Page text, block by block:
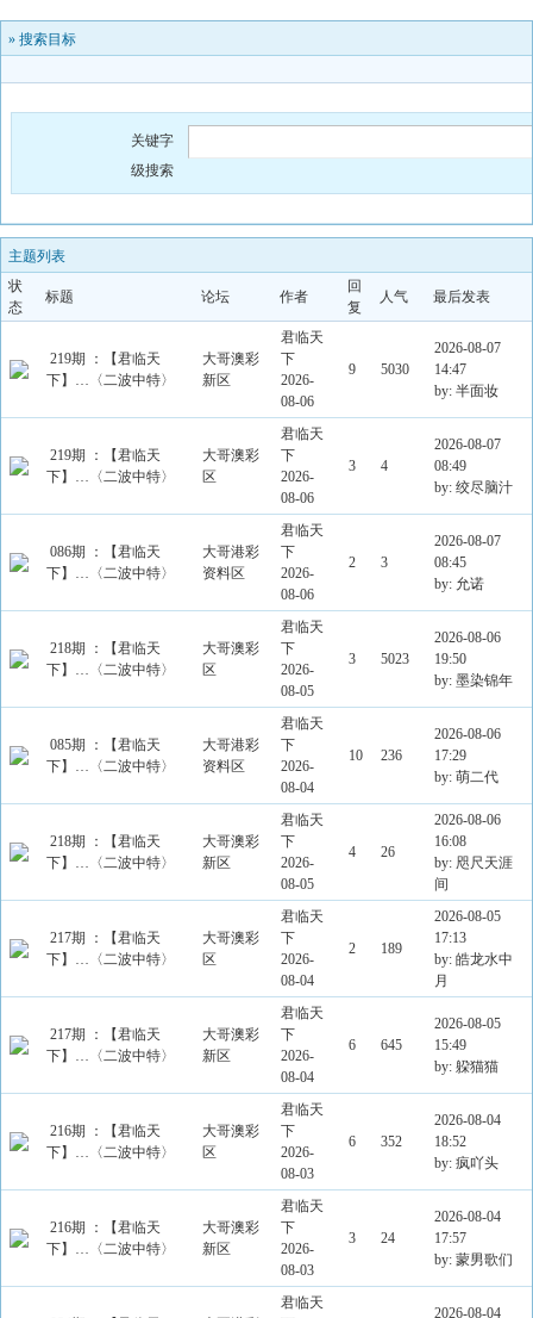
» 搜索目标
关键字
级搜索
主题列表
状
态
标题 论坛 作者
回
复
人气 最后发表
219期 ：【君临天
下】…〈二波中特〉
大哥澳彩
新区
君临天
下
2026-
08-06
9 5030
2026-08-07
14:47
by: 半面妆
219期 ：【君临天
下】…〈二波中特〉
大哥澳彩
区
君临天
下
2026-
08-06
3 4
2026-08-07
08:49
by: 绞尽脑汁
086期 ：【君临天
下】…〈二波中特〉
大哥港彩
资料区
君临天
下
2026-
08-06
2 3
2026-08-07
08:45
by: 允诺
218期 ：【君临天
下】…〈二波中特〉
大哥澳彩
区
君临天
下
2026-
08-05
3 5023
2026-08-06
19:50
by: 墨染锦年
085期 ：【君临天
下】…〈二波中特〉
大哥港彩
资料区
君临天
下
2026-
08-04
10 236
2026-08-06
17:29
by: 萌二代
218期 ：【君临天
下】…〈二波中特〉
大哥澳彩
新区
君临天
下
2026-
08-05
4 26
2026-08-06
16:08
by: 咫尺天涯
间
217期 ：【君临天
下】…〈二波中特〉
大哥澳彩
区
君临天
下
2026-
08-04
2 189
2026-08-05
17:13
by: 皓龙水中
月
217期 ：【君临天
下】…〈二波中特〉
大哥澳彩
新区
君临天
下
2026-
08-04
6 645
2026-08-05
15:49
by: 躱猫猫
216期 ：【君临天
下】…〈二波中特〉
大哥澳彩
区
君临天
下
2026-
08-03
6 352
2026-08-04
18:52
by: 疯吖头
216期 ：【君临天
下】…〈二波中特〉
大哥澳彩
新区
君临天
下
2026-
08-03
3 24
2026-08-04
17:57
by: 蒙男歌们
君临天
2026-08-04